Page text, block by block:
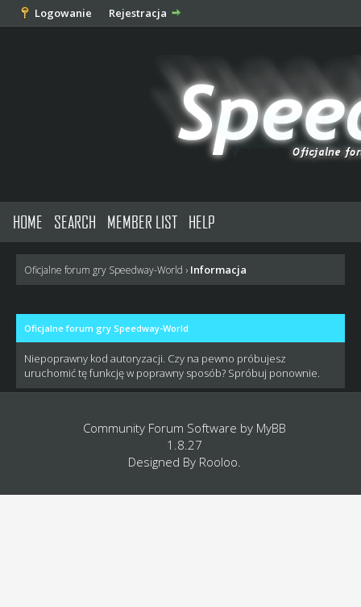
Logowanie Rejestracja
HOME SEARCH MEMBER LIST HELP
Oficjalne forum gry Speedway-World › Informacja
Oficjalne forum gry Speedway-World
Niepoprawny kod autoryzacji. Czy na pewno próbujesz
uruchomić tę funkcję w poprawny sposób? Spróbuj ponownie.
Community Forum Software by MyBB
1.8.27
Designed By Rooloo.